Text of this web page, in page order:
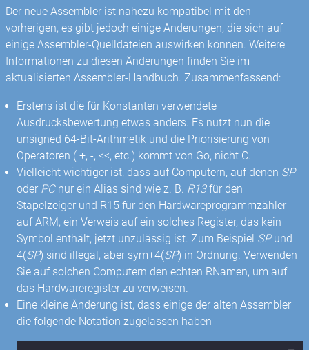
Der neue Assembler ist nahezu kompatibel mit den
vorherigen, es gibt jedoch einige Änderungen, die sich auf
einige Assembler-Quelldateien auswirken können. Weitere
Informationen zu diesen Änderungen finden Sie im
aktualisierten Assembler-Handbuch. Zusammenfassend:
Erstens ist die für Konstanten verwendete
Ausdrucksbewertung etwas anders. Es nutzt nun die
unsigned 64-Bit-Arithmetik und die Priorisierung von
Operatoren ( +, -, <<, etc.) kommt von Go, nicht C.
Vielleicht wichtiger ist, dass auf Computern, auf denen SP
oder PCnur ein Alias ​​sind wie z. B. R13für den
Stapelzeiger und R15 für den Hardwareprogrammzähler
auf ARM, ein Verweis auf ein solches Register, das kein
Symbol enthält, jetzt unzulässig ist. Zum Beispiel SPund
4(SP) sind illegal, aber sym+4(SP) in Ordnung. Verwenden
Sie auf solchen Computern den echten RNamen, um auf
das Hardwareregister zu verweisen.
Eine kleine Änderung ist, dass einige der alten Assembler
die folgende Notation zugelassen haben